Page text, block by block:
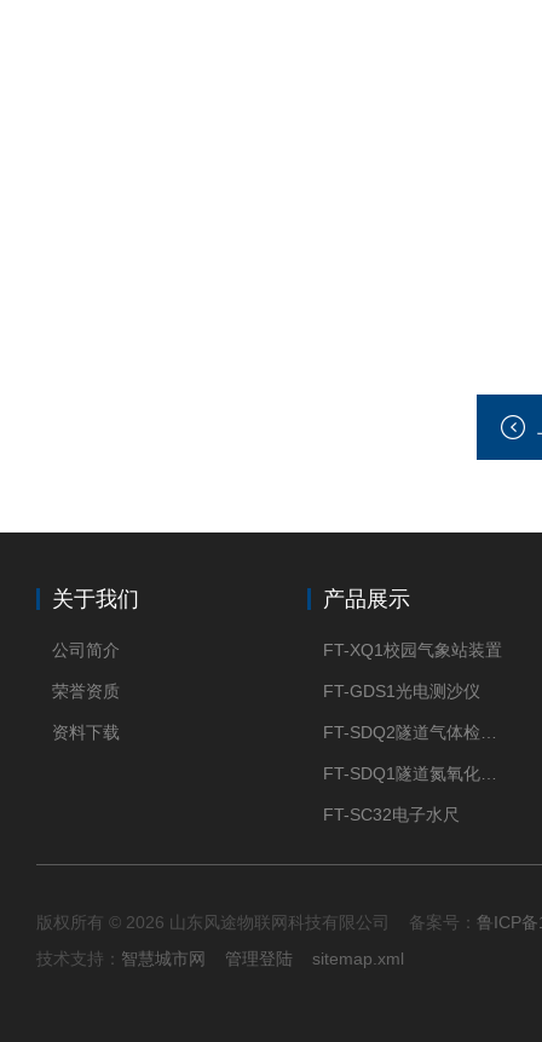
关于我们
公司简介
荣誉资质
资料下载
产品展示
FT-XQ1校园气象站装置
FT-GDS1光电测沙仪
FT-SC32电子水尺
版权所有 © 2026 山东风途物联网科技有限公司 备案号： 鲁ICP
技术支持： 智慧城市网 管理登陆 sitemap.xml